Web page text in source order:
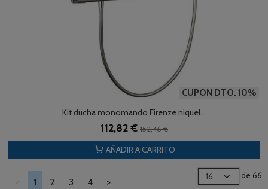
CUPON DTO. 10%
Kit ducha monomando Firenze niquel...
112,82 € 152,46 €
AÑADIR A CARRITO
1 2 3 4 >
de 66